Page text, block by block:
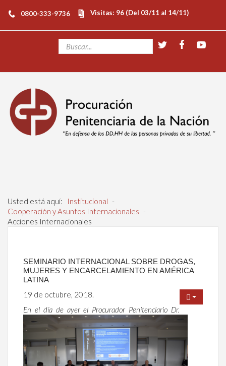
0800-333-9736 Visitas: 96 (Del 03/11 al 14/11)
Usted está aquí: Institucional -
Cooperación y Asuntos Internacionales -
Acciones Internacionales
SEMINARIO INTERNACIONAL SOBRE DROGAS,
MUJERES Y ENCARCELAMIENTO EN AMÉRICA
LATINA
19 de octubre, 2018.
En el día de ayer el Procurador Penitenciario Dr.